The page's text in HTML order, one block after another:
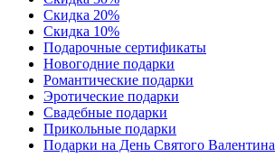
Скидка 20%
Скидка 10%
Подарочные сертификаты
Новогодние подарки
Романтические подарки
Эротические подарки
Свадебные подарки
Прикольные подарки
Подарки на День Святого Валентина